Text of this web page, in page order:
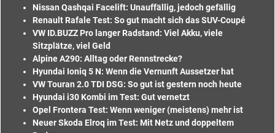
Nissan Qashqai Facelift: Unauffällig, jedoch gefällig
Renault Rafale Test: So gut macht sich das SUV-Coupé
VW ID.BUZZ Pro langer Radstand: Viel Akku, viele
Sitzplätze, viel Geld
Alpine A290: Alltag oder Rennstrecke?
Hyundai Ioniq 5 N: Wenn die Vernunft Aussetzer hat
VW Touran 2.0 TDI DSG: So gut ist gestern noch heute
Hyundai i30 Kombi im Test: Gut vernetzt
Opel Frontera Test: Wenn weniger (meistens) mehr ist
Neuer Skoda Elroq im Test: Mit Netz und doppeltem